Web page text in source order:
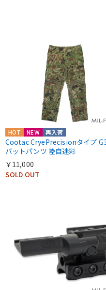
HOT NEW 再入荷
Cootac CryePrecisionタイプ
バットパンツ 陸自迷彩
￥11,000
SOLD OUT